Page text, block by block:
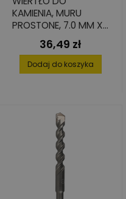
KAMIENIA, MURU
PROSTONE, 7.0 MM X
275 MM X 400 MM
Cena
36,49 zł
Dodaj do koszyka